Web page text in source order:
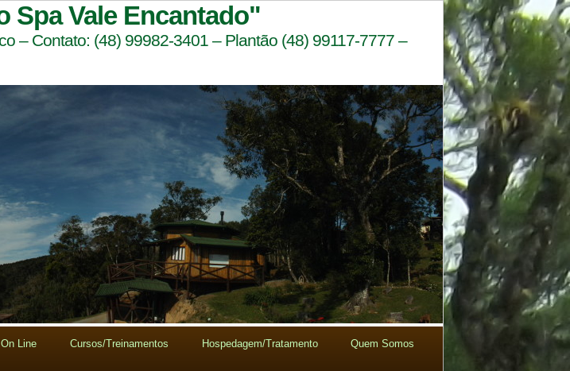
Spa Vale Encantado"
– Contato: (48) 99982-3401 – Plantão (48) 99117-7777 –
Line Cursos/Treinamentos Hospedagem/Tratamento Quem Somos